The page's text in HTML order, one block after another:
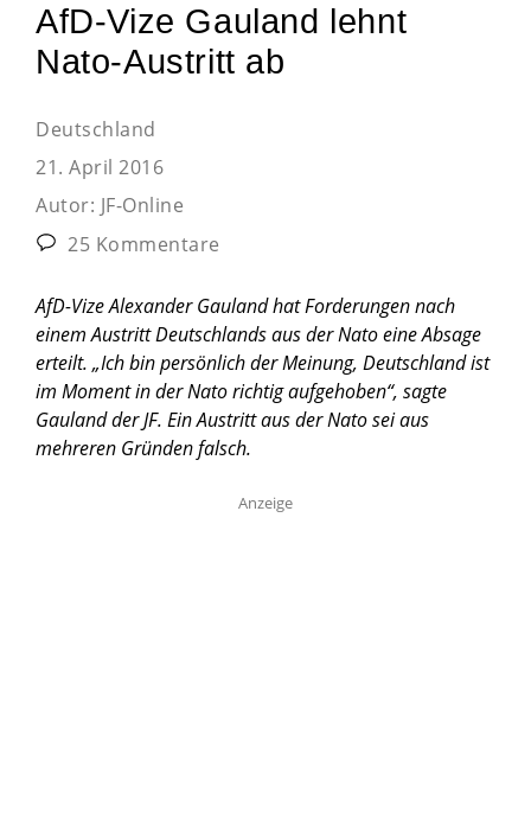
AfD-Vize Gauland lehnt
Nato-Austritt ab
Deutschland
21. April 2016
Autor: JF-Online
25 Kommentare
AfD-Vize Alexander Gauland hat Forderungen nach
einem Austritt Deutschlands aus der Nato eine Absage
erteilt. „Ich bin persönlich der Meinung, Deutschland ist
im Moment in der Nato richtig aufgehoben“, sagte
Gauland der JF. Ein Austritt aus der Nato sei aus
mehreren Gründen falsch.
Anzeige